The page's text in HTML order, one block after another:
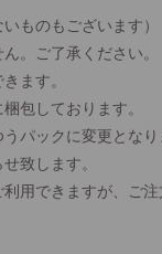
ものもございます）
。ご了承ください。
ます。
包しております。
パックに変更となり
致します。
利用できますが、ご